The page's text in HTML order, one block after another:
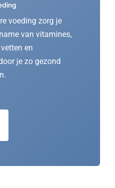
voeding zorg je
van vitamines,
en
je zo gezond